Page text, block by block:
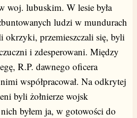
woj. lubuskim. W lesie była
ludzi w mundurach
okrzyki, przemieszczali się, byli
i zdesperowani. Między
R.P. dawnego oficera
współpracował. Na odkrytej
byli żołnierze wojsk
byłem ja, w gotowości do